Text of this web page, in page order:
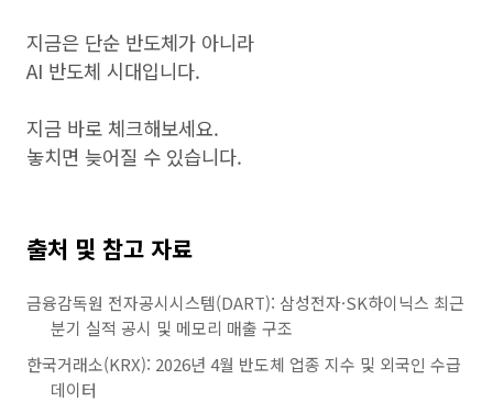
지금은 단순 반도체가 아니라
AI 반도체 시대입니다.
지금 바로 체크해보세요.
놓치면 늦어질 수 있습니다.
출처 및 참고 자료
금융감독원 전자공시시스템(DART): 삼성전자·SK하이닉스 최근
분기 실적 공시 및 메모리 매출 구조
한국거래소(KRX): 2026년 4월 반도체 업종 지수 및 외국인 수급
데이터